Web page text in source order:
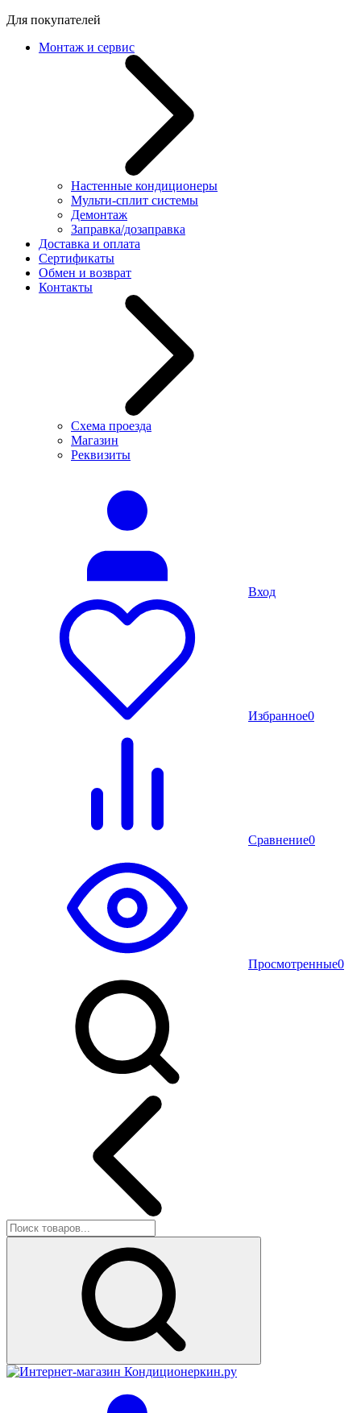
Для покупателей
Монтаж и сервис
Настенные кондиционеры
Мульти-сплит системы
Демонтаж
Заправка/дозаправка
Доставка и оплата
Сертификаты
Обмен и возврат
Контакты
Схема проезда
Магазин
Реквизиты
Вход
Избранное0
Сравнение0
Просмотренные0